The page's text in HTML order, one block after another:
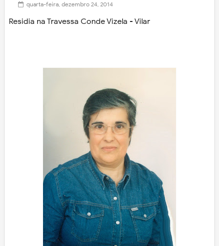
quarta-feira, dezembro 24, 2014
Residia na Travessa Conde Vizela - Vilar